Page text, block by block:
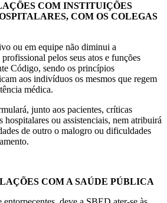
COM INSTITUIÇÕES
COM OS COLEGAS
ou em equipe não diminui a
pelos seus atos e funções
Código, sendo os princípios
aos indivíduos os mesmos que regem
médica.
junto aos pacientes, críticas
hospitalares ou assistenciais, nem atribuirá
de outro o malogro ou dificuldades
COM A SAÚDE PÚBLICA